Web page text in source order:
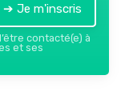
➔ Je m'inscris
contacté(e) à
et ses